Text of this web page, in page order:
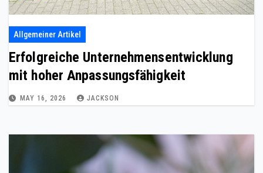
Allgemeiner Artikel
Erfolgreiche Unternehmensentwicklung
mit hoher Anpassungsfähigkeit
MAY 16, 2026 JACKSON